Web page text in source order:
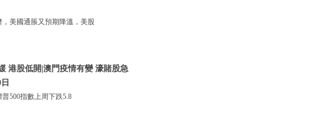
美國通脹又預期降溫，美股
港股低開|澳門疫情有變 濠賭股急
500指數上周下跌5.8